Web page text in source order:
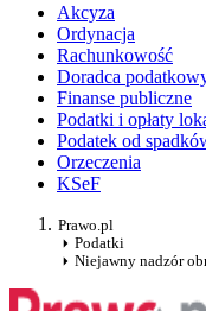
Akcyza
Ordynacja
Rachunkowość
Doradca
Finanse publiczne
Podatki i opłaty
Podatek od
Orzeczenia
KSeF
Prawo.pl
Podatki
Niejawny nadzór